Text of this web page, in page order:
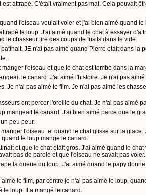
est attrapé. C'était vraiment pas mal. Cela pouvait
l'oiseau voulait voler et j'ai bien aimé quand le
le loup. J'ai aimé quand le chat à essayer
le chasseur tire des coups de fusils dans le vide.
JE n'ai pas aimé quand Pierre était dans la
manger l'oiseau et que le chat est tombé dans la
le canard. J'ai aimé l'histoire. Je n'ai pas
Je n'ai pas aimé le film. Je n'ai pas aimé les
ont percer l'oreille du chat. Je n'ai pas aimé
mangeait le canard. J'ai bien aimé parce que le
peu peur.
l'oiseau et quand le chat glisse sur la
le loup mange le canard.
et que le chat était gros. J'ai aimé quand le
pas de parole et que l'oiseau ne savait pas voler.
la queue du loup. J'ai aimé quand le papy
aimé le film, par contre je n'ai pas aimé le loup,
le loup. Il a mangé le canard.